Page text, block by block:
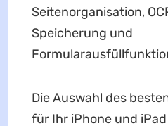
Seitenorganisation,
Speicherung und
Die Auswahl des
für Ihr iPhone und